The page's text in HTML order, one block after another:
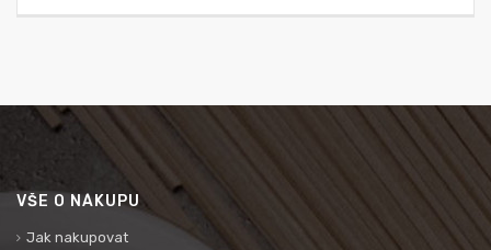
VŠE O NÁKUPU
Jak nakupovat